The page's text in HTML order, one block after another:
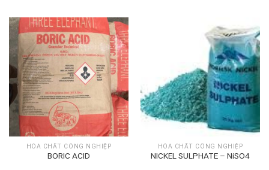
HÓA CHẤT CÔNG NGHIỆP
BORIC ACID
HÓA CHẤT CÔNG NGHIỆP
NICKEL SULPHATE – NiSO4